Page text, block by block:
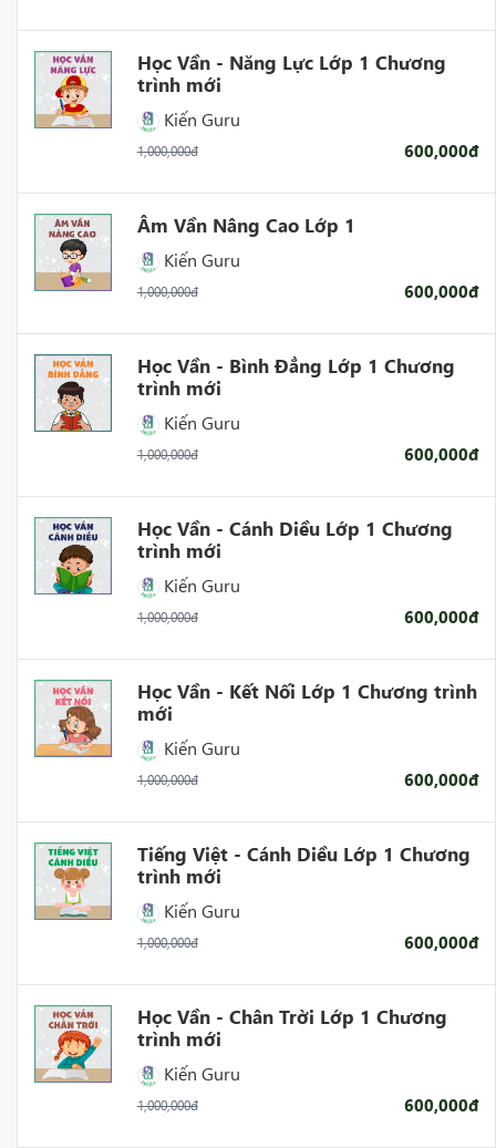
Học Vần - Năng Lực Lớp 1 Chương
trình mới
Kiến Guru
1,000,000đ 600,000đ
Âm Vần Nâng Cao Lớp 1
Kiến Guru
1,000,000đ 600,000đ
Học Vần - Bình Đẳng Lớp 1 Chương
trình mới
Kiến Guru
1,000,000đ 600,000đ
Học Vần - Cánh Diều Lớp 1 Chương
trình mới
Kiến Guru
1,000,000đ 600,000đ
Học Vần - Kết Nối Lớp 1 Chương trình
mới
Kiến Guru
1,000,000đ 600,000đ
Tiếng Việt - Cánh Diều Lớp 1 Chương
trình mới
Kiến Guru
1,000,000đ 600,000đ
Học Vần - Chân Trời Lớp 1 Chương
trình mới
Kiến Guru
1,000,000đ 600,000đ